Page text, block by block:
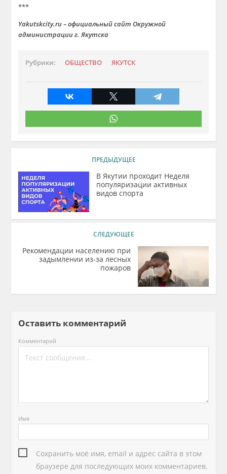
***
Yakutskcity.ru – официальный сайт Окружной
администрации г. Якутска
Рубрики: ОБЩЕСТВО ЯКУТСК
ПРЕДЫДУЩЕЕ
В Якутии проходит Неделя
популяризации активных
видов спорта
СЛЕДУЮЩЕЕ
Рекомендации населению при
задымлении из-за лесных
пожаров
Оставить комментарий
Комментарий
Имя
Сохранить моё имя, email и адрес сайта в этом
браузере для последующих моих комментариев.